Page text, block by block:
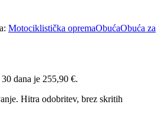
Motociklistička opremaObućaObuća za
dana je 255,90 €.
Hitra odobritev, brez skritih